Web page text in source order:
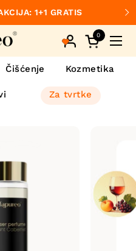
1+1 GRATIS
Otvori
0
Čišćenje Kozmetika
Za tvrtke